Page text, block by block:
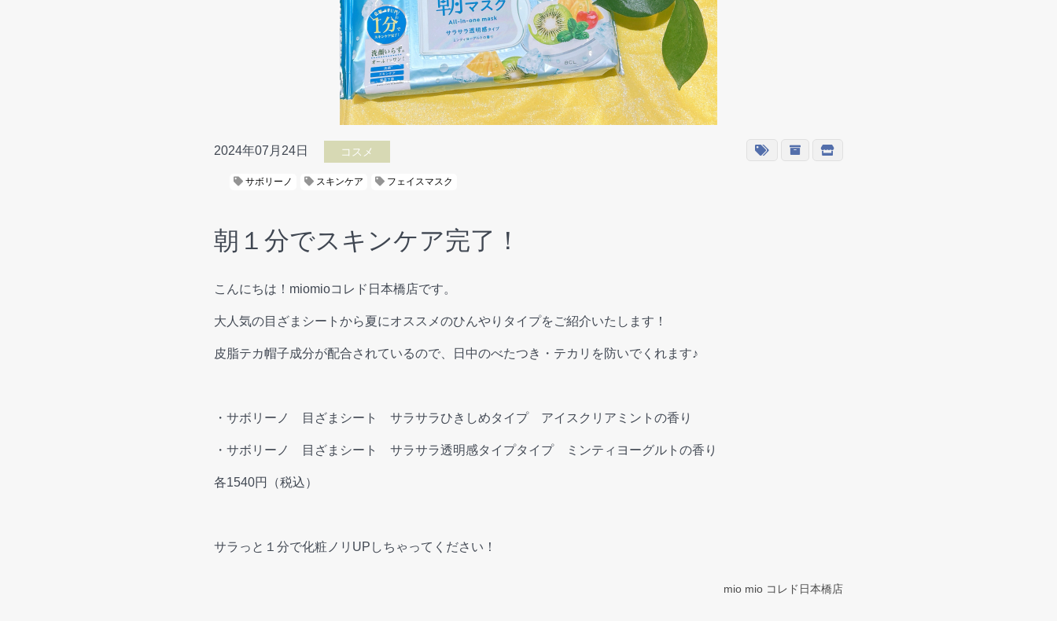
2024年07月24日 コスメ
サボリーノ スキンケア フェイスマスク
朝１分でスキンケア完了！
こんにちは！miomioコレド日本橋店です。
大人気の目ざまシートから夏にオススメのひんやりタイプをご紹介いたします！
皮脂テカ帽子成分が配合されているので、日中のべたつき・テカリを防いでくれます♪
・サボリーノ 目ざまシート サラサラひきしめタイプ アイスクリアミントの香り
・サボリーノ 目ざまシート サラサラ透明感タイプタイプ ミンティヨーグルトの香り
各1540円（税込）
サラっと１分で化粧ノリUPしちゃってください！
mio mio コレド日本橋店